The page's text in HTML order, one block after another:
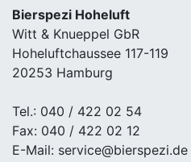
Bierspezi Hoheluft
Witt & Knueppel GbR
Hoheluftchaussee 117-119
20253 Hamburg
Tel.: 040 / 422 02 54
Fax: 040 / 422 02 12
E-Mail: service@bierspezi.de